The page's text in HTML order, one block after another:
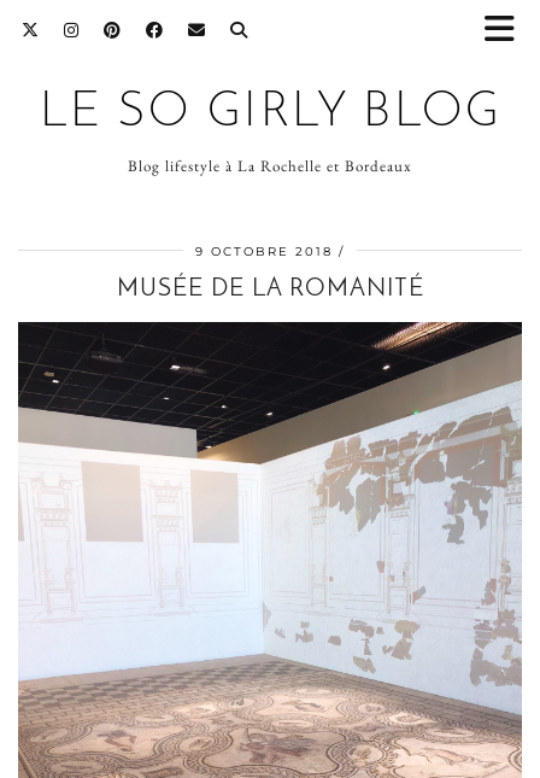
LE SO GIRLY BLOG
Blog lifestyle à La Rochelle et Bordeaux
9 OCTOBRE 2018
MUSÉE DE LA ROMANITÉ